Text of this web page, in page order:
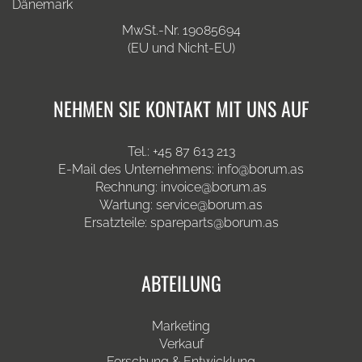
Dänemark
MwSt.-Nr. 19085694
(EU und Nicht-EU)
NEHMEN SIE KONTAKT MIT UNS AUF
Tel.: +45 87 613 213
E-Mail des Unternehmens: info@borum.as
Rechnung: invoice@borum.as
Wartung: service@borum.as
Ersatzteile: spareparts@borum.as
ABTEILUNG
Marketing
Verkauf